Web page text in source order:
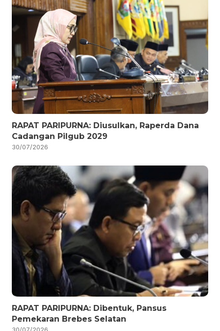
RAPAT PARIPURNA: Diusulkan, Raperda Dana
Cadangan Pilgub 2029
30/07/2026
RAPAT PARIPURNA: Dibentuk, Pansus
Pemekaran Brebes Selatan
30/07/2026